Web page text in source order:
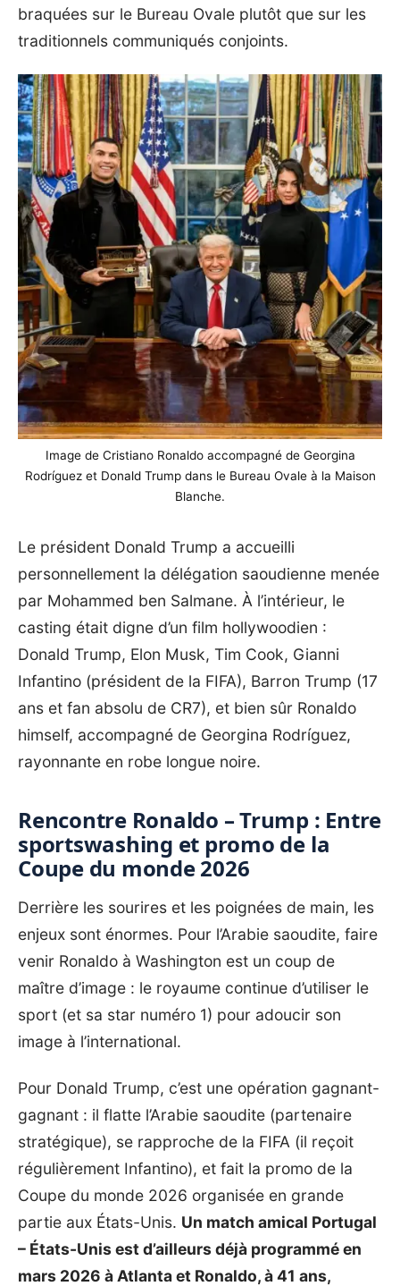
braquées sur le Bureau Ovale plutôt que sur les
traditionnels communiqués conjoints.
Image de Cristiano Ronaldo accompagné de Georgina
Rodríguez et Donald Trump dans le Bureau Ovale à la Maison
Blanche.
Le président Donald Trump a accueilli
personnellement la délégation saoudienne menée
par Mohammed ben Salmane. À l’intérieur, le
casting était digne d’un film hollywoodien :
Donald Trump, Elon Musk, Tim Cook, Gianni
Infantino (président de la FIFA), Barron Trump (17
ans et fan absolu de CR7), et bien sûr Ronaldo
himself, accompagné de Georgina Rodríguez,
rayonnante en robe longue noire.
Rencontre Ronaldo – Trump : Entre
sportswashing et promo de la
Coupe du monde 2026
Derrière les sourires et les poignées de main, les
enjeux sont énormes. Pour l’Arabie saoudite, faire
venir Ronaldo à Washington est un coup de
maître d’image : le royaume continue d’utiliser le
sport (et sa star numéro 1) pour adoucir son
image à l’international.
Pour Donald Trump, c’est une opération gagnant-
gagnant : il flatte l’Arabie saoudite (partenaire
stratégique), se rapproche de la FIFA (il reçoit
régulièrement Infantino), et fait la promo de la
Coupe du monde 2026 organisée en grande
partie aux États-Unis. Un match amical Portugal
– États-Unis est d’ailleurs déjà programmé en
mars 2026 à Atlanta et Ronaldo, à 41 ans,